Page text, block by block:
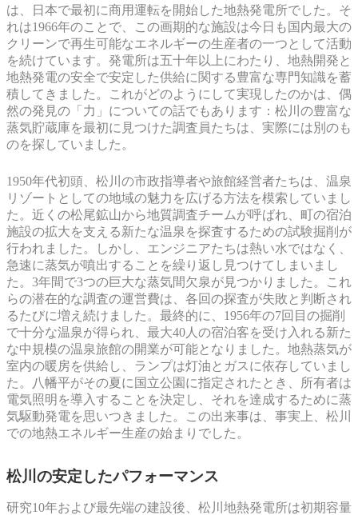
は、日本で最初に商用運転を開始した地熱発電所でした。そ
れは1966年のことで、この画期的な施設は今日も国内最大の
クリーンで再生可能なエネルギーの生産者の一つとして活動
を続けています。発電所は五十年以上にわたり、地熱開発と
地熱発電の安全で安定した供給に関する豊富な専門知識を蓄
積してきました。これがどのようにして実現したのかは、偶
然の発見の「力」についての話でもあります：松川の豊富な
蒸気貯蔵庫を最初に見つけた調査員たちは、実際には別のも
のを探していました。
1950年代初頭、松川の市政指導者や旅館経営者たちは、温泉
リゾートとしての地域の魅力を広げる方法を模索していまし
た。近くの松尾鉱山から地質調査チームが呼ばれ、町の宿泊
施設の拡大を支える新たな温泉を探査するための試験掘削が
行われました。しかし、エンジニアたちは熱い水ではなく、
急速に蒸気が噴出することを繰り返し見つけてしまいまし
た。3年間で3つの巨大な蒸気間欠泉が見つかりました。これ
らの潜在的な調査の運営費は、各回の探査が失敗と判断され
るたびに増え続けました。最終的に、1956年の7回目の掘削
で十分な温泉が得られ、最大40人の宿泊客を受け入れる新た
な中規模の温泉旅館の開業が可能となりました。地熱蒸気が
室内の暖房を供給し、ランプは灯油とガスに依存していまし
た。八幡平がその夏に国立公園に指定されたとき、所有者は
電気照明を導入することを決定し、それを達成するために蒸
気駆動発電を思いつきました。この出来事は、事実上、松川
での地熱エネルギー生産の始まりでした。
松川の安定したパフォーマンス
研究10年および最先端の建設後、松川地熱発電所は初期容量